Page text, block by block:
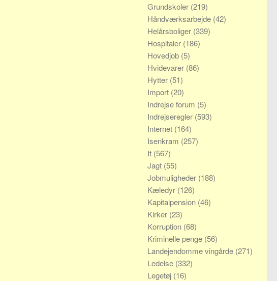
Grundskoler (219)
Håndværksarbejde (42)
Helårsboliger (339)
Hospitaler (186)
Hovedjob (5)
Hvidevarer (86)
Hytter (51)
Import (20)
Indrejse forum (5)
Indrejseregler (593)
Internet (164)
Isenkram (257)
It (567)
Jagt (55)
Jobmuligheder (188)
Kæledyr (126)
Kapitalpension (46)
Kirker (23)
Korruption (68)
Kriminelle penge (56)
Landejendomme vingårde (271)
Ledelse (332)
Legetøj (16)